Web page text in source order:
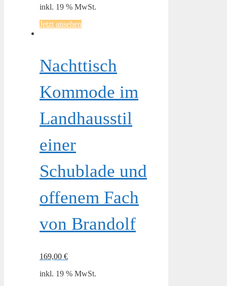
inkl. 19 % MwSt.
Jetzt ansehen
Nachttisch
Kommode im
Landhausstil
einer
Schublade und
offenem Fach
von Brandolf
169,00 €
inkl. 19 % MwSt.